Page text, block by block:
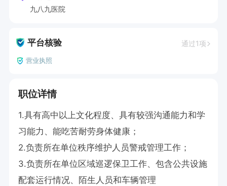
九八九医院
平台核验 通过1项
营业执照
职位详情
1.具有高中以上文化程度、具有较强沟通能力和学
习能力、能吃苦耐劳身体健康；
2.负责所在单位秩序维护人员警戒管理工作；
3.负责所在单位区域巡逻保卫工作、包含公共设施
配套运行情况、陌生人员和车辆管理